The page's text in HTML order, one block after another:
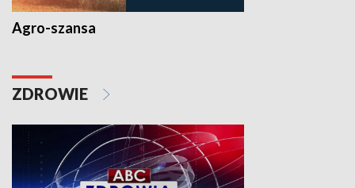
Agro-szansa
ZDROWIE